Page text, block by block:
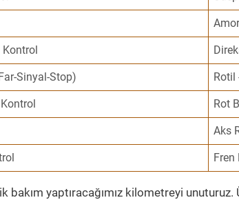
Kontrol
Sinyal-Stop) Rotil
Rot
Aks
Fren
bakım yaptıracağımız kilometreyi